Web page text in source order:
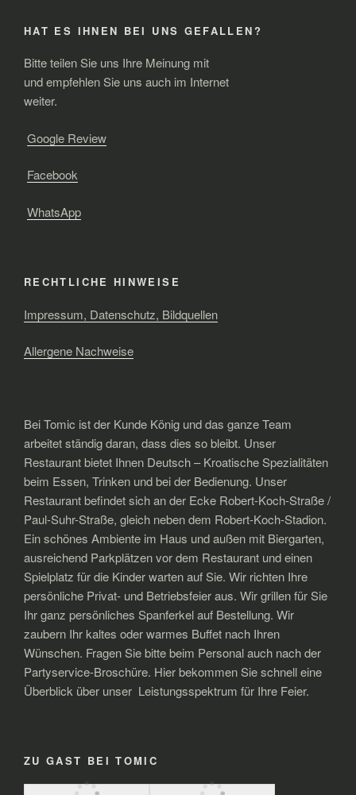
HAT ES IHNEN BEI UNS GEFALLEN?
Bitte teilen Sie uns Ihre Meinung mit
und empfehlen Sie uns auch im Internet
weiter.
Google Review
Facebook
WhatsApp
RECHTLICHE HINWEISE
Impressum, Datenschutz, Bildquellen
Allergene Nachweise
Bei Tomic ist der Kunde König und das ganze Team
arbeitet ständig daran, dass dies so bleibt. Unser
Restaurant bietet Ihnen Deutsch – Kroatische Spezialitäten
beim Essen, Trinken und bei der Bedienung. Unser
Restaurant befindet sich an der Ecke Robert-Koch-Straße /
Paul-Suhr-Straße, gleich neben dem Robert-Koch-Stadion.
Ein schönes Ambiente im Haus und außen mit Biergarten,
ausreichend Parkplätzen vor dem Restaurant und einen
Spielplatz für die Kinder warten auf Sie. Wir richten Ihre
persönliche Privat- und Betriebsfeier aus. Wir grillen für Sie
Ihr ganz persönliches Spanferkel auf Bestellung. Wir
zaubern Ihr kaltes oder warmes Buffet nach Ihren
Wünschen. Fragen Sie bitte beim Personal auch nach der
Partyservice-Broschüre. Hier bekommen Sie schnell eine
Überblick über unser Leistungsspektrum für Ihre Feier.
ZU GAST BEI TOMIC